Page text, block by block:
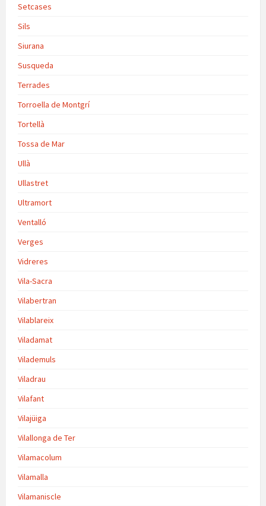
Setcases
Sils
Siurana
Susqueda
Terrades
Torroella de Montgrí
Tortellà
Tossa de Mar
Ullà
Ullastret
Ultramort
Ventalló
Verges
Vidreres
Vila-Sacra
Vilabertran
Vilablareix
Viladamat
Vilademuls
Viladrau
Vilafant
Vilajüiga
Vilallonga de Ter
Vilamacolum
Vilamalla
Vilamaniscle